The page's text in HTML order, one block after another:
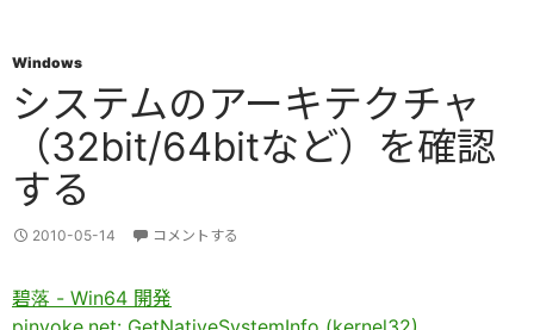
Windows
システムのアーキテクチャ
（32bit/64bitなど）を確認
する
2010-05-14 コメントする
碧落 - Win64 開発